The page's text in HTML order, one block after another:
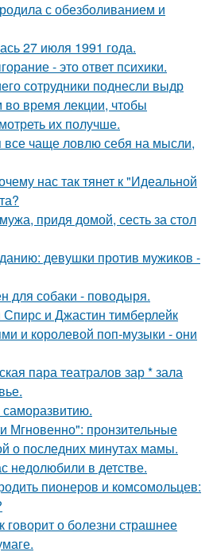
с обезболиванием и
27 июля 1991 года.
- это ответ психики.
сотрудники поднесли выдр
во время лекции, чтобы
их получше.
чаще ловлю себя на мысли,
нас так тянет к "Идеальной
придя домой, сесть за стол
девушки против мужиков -
для собаки - поводыря.
и Джастин тимберлейк
и королевой поп-музыки - они
пара театралов зар * зала
Мгновенно": пронзительные
о последних минутах мамы.
недолюбили в детстве.
пионеров и комсомольцев:
говорит о болезни страшнее